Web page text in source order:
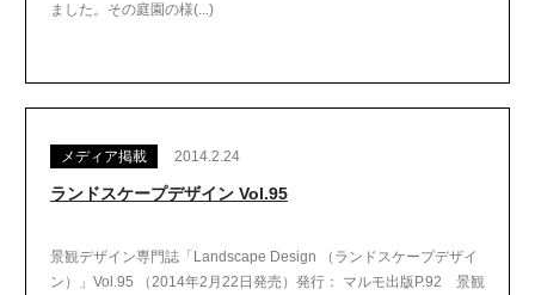
ました。その庭園の様(...)
メディア掲載 2014.2.24
ランドスケープデザイン Vol.95
景観デザイン専門誌「Landscape Design （ランドスケープデザイ
ン）」Vol.95 （2014年2月22日発売）発行： マルモ出版P.92 景観